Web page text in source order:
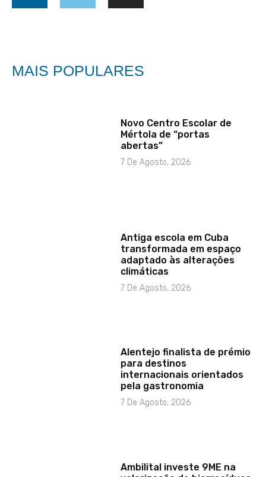
MAIS POPULARES
Novo Centro Escolar de
Mértola de “portas
abertas”
7 De Agosto, 2026
Antiga escola em Cuba
transformada em espaço
adaptado às alterações
climáticas
7 De Agosto, 2026
Alentejo finalista de prémio
para destinos
internacionais orientados
pela gastronomia
7 De Agosto, 2026
Ambilital investe 9ME na